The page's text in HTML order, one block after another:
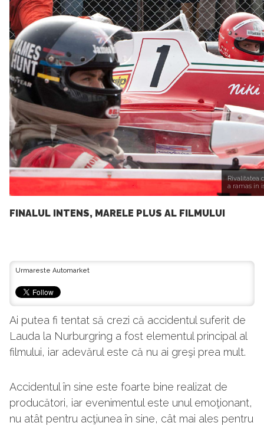
Rivalitatea
a ramas in
FINALUL INTENS, MARELE PLUS AL FILMULUI
Urmareste Automarket
Ai putea fi tentat să crezi că accidentul suferit de
Lauda la Nurburgring a fost elementul principal al
filmului, iar adevărul este că nu ai greşi prea mult.
Accidentul în sine este foarte bine realizat de
producători, iar evenimentul este unul emoţionant,
nu atât pentru acţiunea în sine, cât mai ales pentru